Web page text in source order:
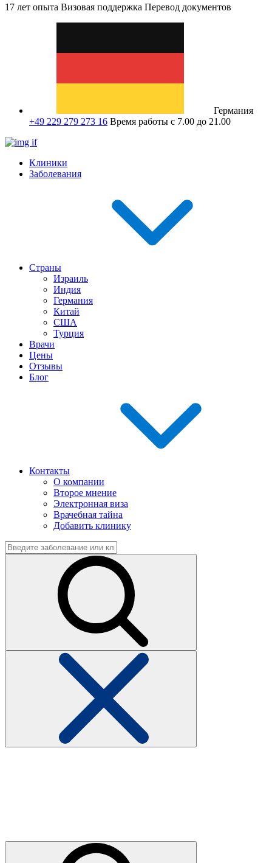
17 лет опыта Визовая поддержка Перевод документов
Германия
+49 229 279 273 16 Время работы с 7.00 до 21.00
Клиники
Заболевания
Страны
Израиль
Индия
Германия
Китай
США
Турция
Врачи
Цены
Отзывы
Блог
Контакты
О компании
Второе мнение
Электронная виза
Врачебная тайна
Добавить клинику